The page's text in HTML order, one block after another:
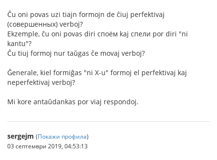
Ĉu oni povas uzi tiajn formojn de ĉiuj perfektivaj
(совершенных) verboj?
Ekzemple, ĉu oni povas diri споём kaj спели por diri "ni
kantu"?
Ĉu tiuj formoj nur taŭgas ĉe movaj verboj?
Ĝenerale, kiel formiĝas "ni X-u" formoj el perfektivaj kaj
neperfektivaj verboj?
Mi kore antaŭdankas por viaj respondoj.
sergejm (Покажи профила)
03 септември 2019, 04:53:13